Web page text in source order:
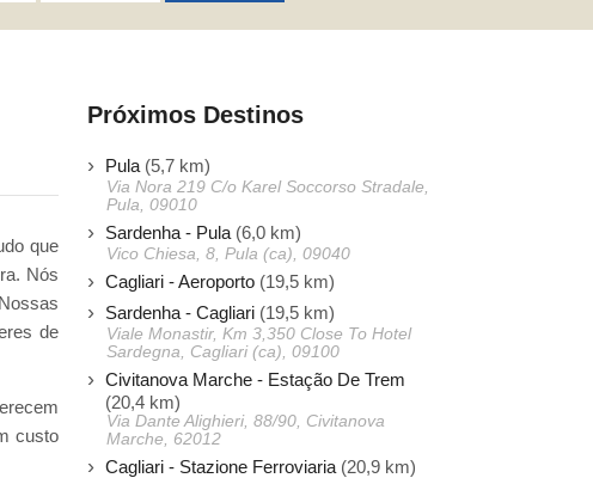
que
Nós
de
custo
Próximos Destinos
Pula (5,7 km)
Via Nora 219 C/o Karel Soccorso Stradale,
Pula, 09010
Sardenha - Pula (6,0 km)
Vico Chiesa, 8, Pula (ca), 09040
Cagliari - Aeroporto (19,5 km)
Sardenha - Cagliari (19,5 km)
Viale Monastir, Km 3,350 Close To Hotel
Sardegna, Cagliari (ca), 09100
Civitanova Marche - Estação De Trem
(20,4 km)
Via Dante Alighieri, 88/90, Civitanova
Marche, 62012
Cagliari - Stazione Ferroviaria (20,9 km)